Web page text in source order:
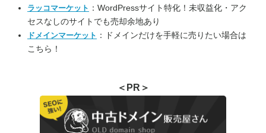
ラッコマーケット ：WordPressサイト特化！未収益化・アク
セスなしのサイトでも売却余地あり
ドメインマーケット ：ドメインだけを手軽に売りたい場合は
こちら！
＜PR＞